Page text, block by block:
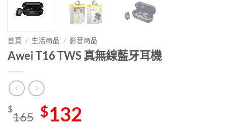
首頁 / 生活商品 / 影音商品
Awei T16 TWS 真無線藍牙耳機
$
165 Original
price
$132